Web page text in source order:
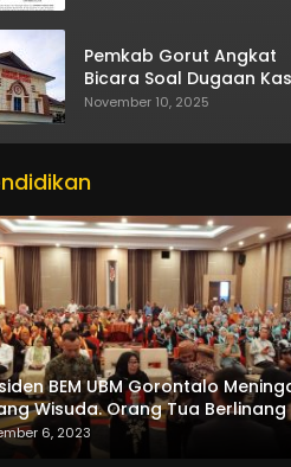
Pemkab Gorut Angkat
Bicara Soal Dugaan
Asusila Oknum ASN
November 10, 2025
BEM UBM Gorontalo
Wisuda. Orang Tua Berlinang
Menerima SKL dan Pemasangan
6, 2023